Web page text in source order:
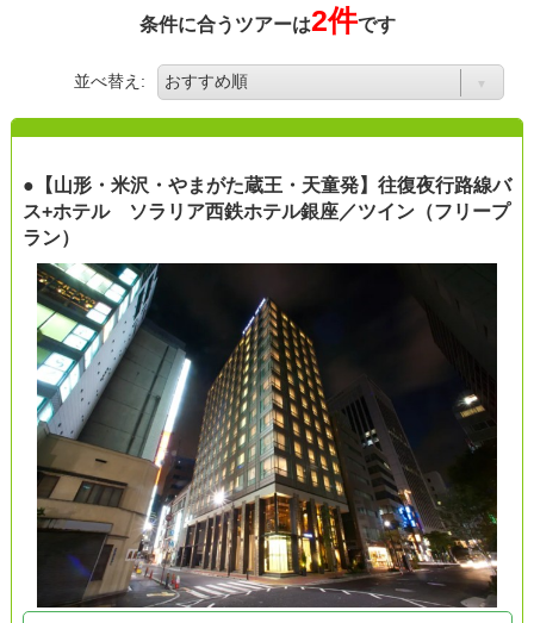
条件に合うツアーは2件です
並べ替え:
●【山形・米沢・やまがた蔵王・天童発】往復夜行路線バ
ス+ホテル ソラリア西鉄ホテル銀座／ツイン（フリープ
ラン）